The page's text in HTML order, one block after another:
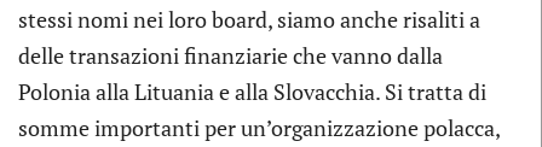
stessi nomi nei loro board, siamo anche risaliti a
delle transazioni finanziarie che vanno dalla
Polonia alla Lituania e alla Slovacchia. Si tratta di
somme importanti per un’organizzazione polacca,